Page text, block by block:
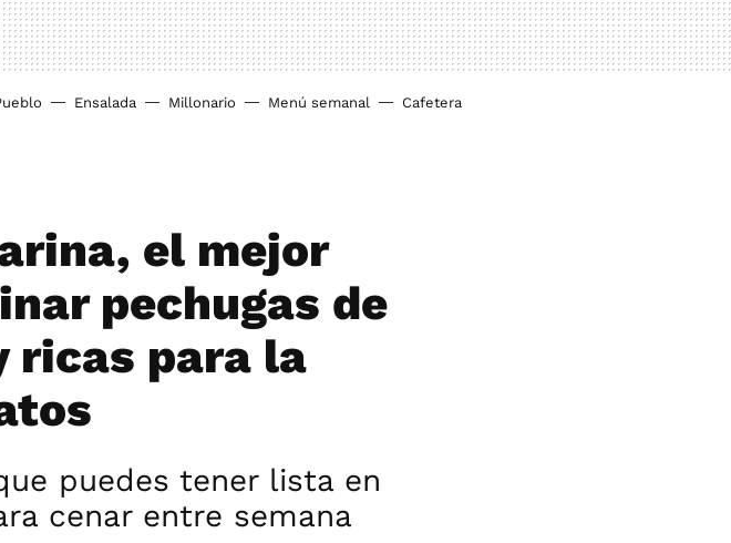
Ensalada Millonario Menú semanal Cafetera
el mejor
pechugas de
ricas para la
puedes tener lista en
cenar entre semana